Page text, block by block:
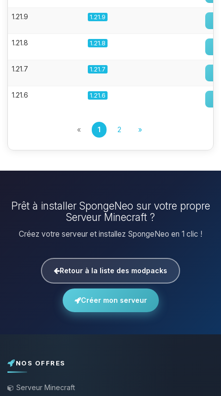
1.21.9 1.21.9
1.21.8 1.21.8
1.21.7 1.21.7
1.21.6 1.21.6
« 1 2 »
Prêt à installer SpongeNeo sur votre propre
Serveur Minecraft ?
Créez votre serveur et installez SpongeNeo en 1 clic !
Retour à la liste des modpacks
Créer mon serveur
NOS OFFRES
Serveur Minecraft